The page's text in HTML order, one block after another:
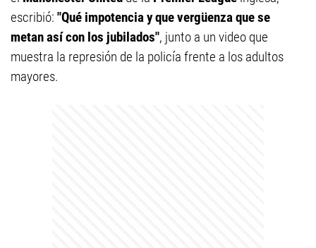
escribió: "Qué impotencia y que vergüenza que se
metan así con los jubilados", junto a un video que
muestra la represión de la policía frente a los adultos
mayores.